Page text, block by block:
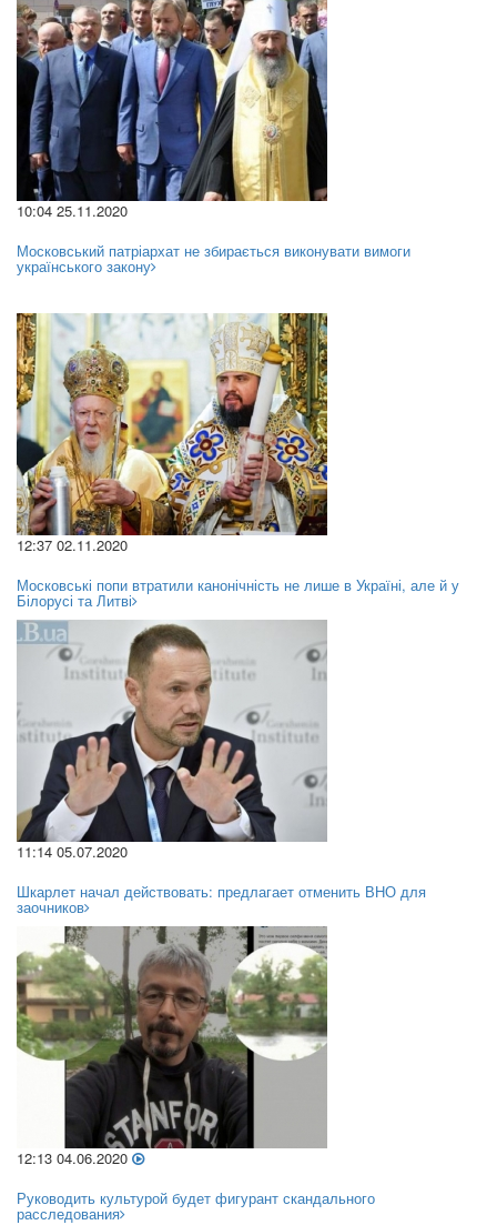
10:04 25.11.2020
Московський патріархат не збирається виконувати вимоги
українського закону
12:37 02.11.2020
Московські попи втратили канонічність не лише в Україні, але й у
Білорусі та Литві
11:14 05.07.2020
Шкарлет начал действовать: предлагает отменить ВНО для
заочников
12:13 04.06.2020
Руководить культурой будет фигурант скандального
расследования